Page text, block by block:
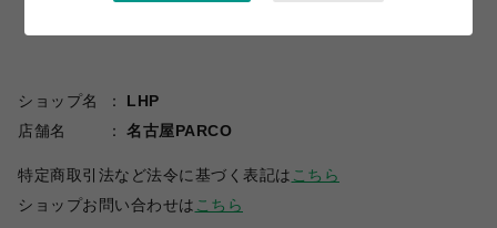
ショップ名
LHP
店舗名
名古屋PARCO
特定商取引法など法令に基づく表記は こちら
ショップお問い合わせは こちら